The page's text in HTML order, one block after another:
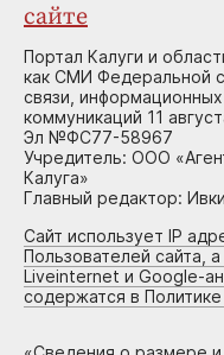
сайте
Портал Калуги и
как СМИ Федеральной
связи,
коммуникаций 11
Эл №ФС77-58967
Учредитель: ООО
Калуга»
Главный редактор:
Сайт использует IP
Пользователей сайта,
Liveinternet и Google-
содержатся в